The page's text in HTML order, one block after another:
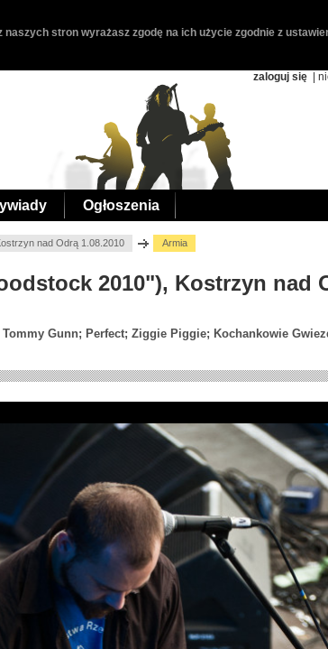
stron wyrażasz zgodę na ich użycie zgodnie z
zaloguj się |
Ogłoszenia
nad Odrą 1.08.2010 Armia
2010"), Kostrzyn nad
Gunn; Perfect; Ziggie Piggie; Kochankowie